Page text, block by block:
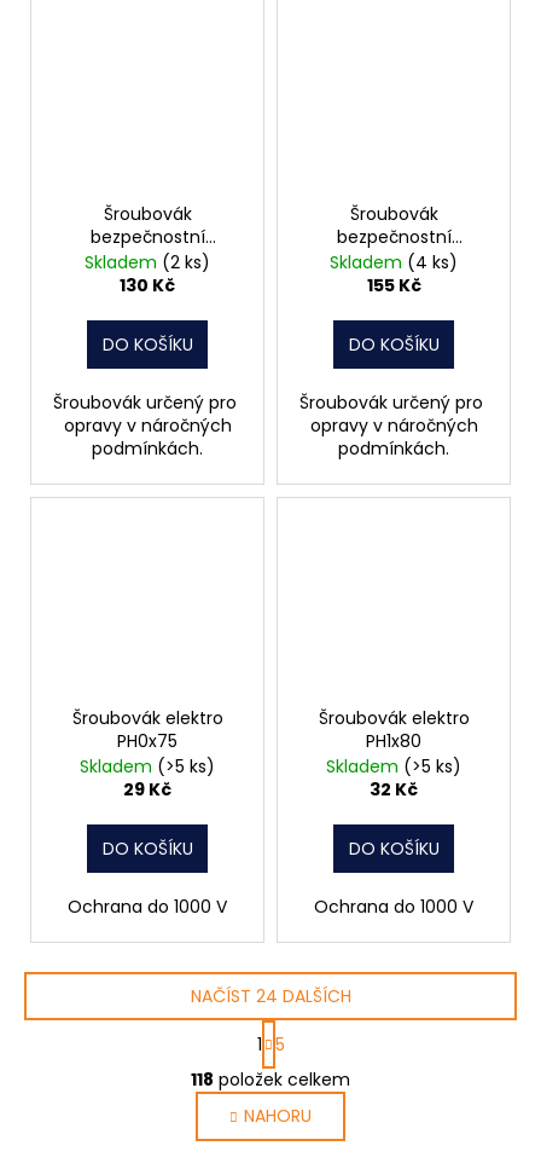
Šroubovák
bezpečnostní
TWx80x90 8003 02 S
LINE PROFI
Skladem (2 ks)
130 Kč
DO KOŠÍKU
Šroubovák určený pro
opravy v náročných
podmínkách.
Šroubovák
bezpečnostní
TWx9x95 8003 03 S
LINE PROFI
Skladem (4 ks)
155 Kč
DO KOŠÍKU
Šroubovák určený pro
opravy v náročných
podmínkách.
Šroubovák elektro
PH0x75
Skladem (>5 ks)
29 Kč
DO KOŠÍKU
Ochrana do 1000 V
Šroubovák elektro
PH1x80
Skladem (>5 ks)
32 Kč
DO KOŠÍKU
Ochrana do 1000 V
O
v
l
á
NAČÍST 24 DALŠÍCH
S
t
r
á
n
k
1 5
118 položek celkem
NAHORU